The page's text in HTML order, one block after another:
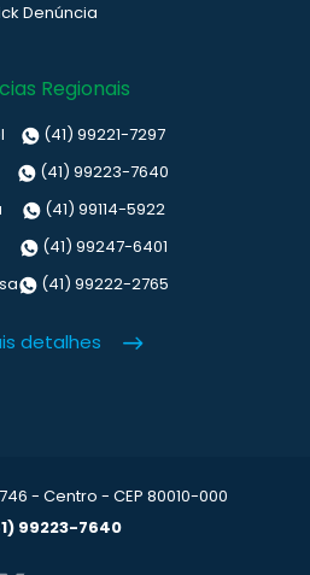
Denúncia
Regionais
(41) 99221-7297
(41) 99223-7640
(41) 99114-5922
(41) 99247-6401
(41) 99222-2765
detalhes
- Centro - CEP 80010-000
99223-7640